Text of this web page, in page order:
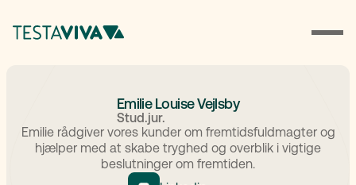
Emilie Louise Vejlsby
Stud.jur.
Emilie rådgiver vores kunder om fremtidsfuldmagter og
hjælper med at skabe tryghed og overblik i vigtige
beslutninger om fremtiden.